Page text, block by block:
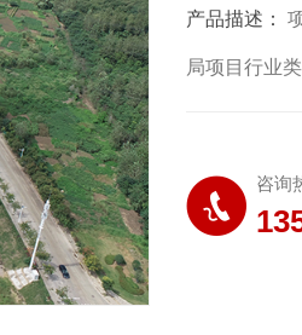
产品描述：
局项目行业
咨询